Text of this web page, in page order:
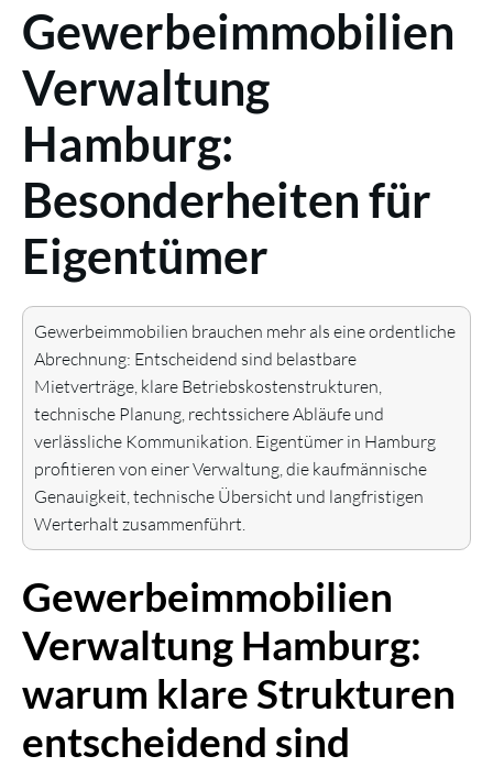
Gewerbeimmobilien
Verwaltung
Hamburg:
Besonderheiten für
Eigentümer
Gewerbeimmobilien brauchen mehr als eine ordentliche
Abrechnung: Entscheidend sind belastbare
Mietverträge, klare Betriebskostenstrukturen,
technische Planung, rechtssichere Abläufe und
verlässliche Kommunikation. Eigentümer in Hamburg
profitieren von einer Verwaltung, die kaufmännische
Genauigkeit, technische Übersicht und langfristigen
Werterhalt zusammenführt.
Gewerbeimmobilien
Verwaltung Hamburg:
warum klare Strukturen
entscheidend sind